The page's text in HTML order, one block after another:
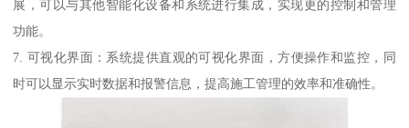
展，可以与其他智能化设备和系统进行集成，实现更的控制和管理
功能。
7. 可视化界面：系统提供直观的可视化界面，方便操作和监控，同
时可以显示实时数据和报警信息，提高施工管理的效率和准确性。